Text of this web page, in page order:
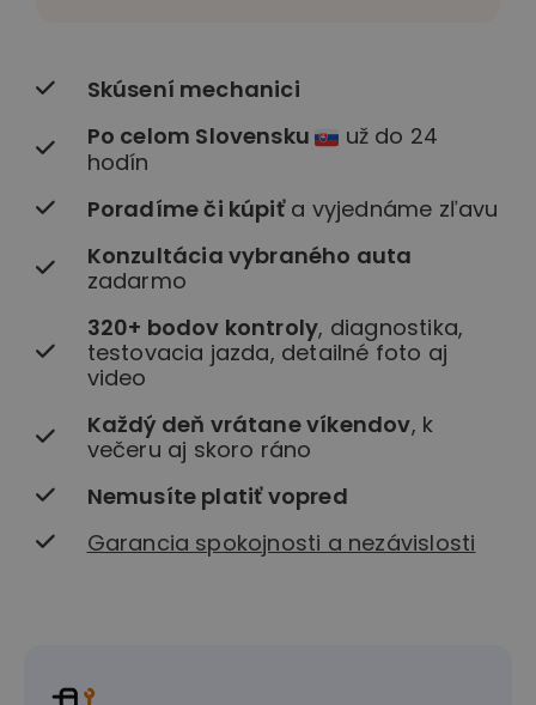
Skúsení mechanici
Po celom Slovensku
už do 24
hodín
Poradíme či kúpiťa vyjednáme zľavu
Konzultácia vybraného auta
zadarmo
320+ bodov kontroly, diagnostika,
testovacia jazda, detailné foto aj
video
Každý deň vrátane víkendov, k
večeru aj skoro ráno
Nemusíte platiť vopred
Garancia spokojnosti a nezávislosti